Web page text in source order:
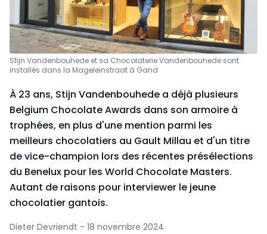
Stijn Vandenbouhede et sa Chocolaterie Vandenbouhede sont
installés dans la Mageleinstraat à Gand
À 23 ans, Stijn Vandenbouhede a déjà plusieurs
Belgium Chocolate Awards dans son armoire à
trophées, en plus d'une mention parmi les
meilleurs chocolatiers au Gault Millau et d'un titre
de vice-champion lors des récentes présélections
du Benelux pour les World Chocolate Masters.
Autant de raisons pour interviewer le jeune
chocolatier gantois.
Dieter Devriendt - 18 novembre 2024